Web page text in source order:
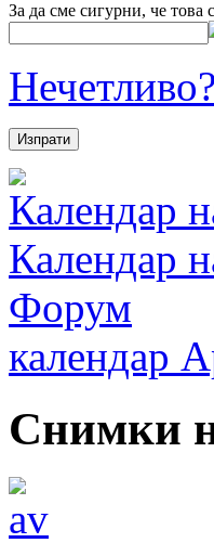
За да сме сигурни, че това
Календар
Календар
Форум
календар
Снимки